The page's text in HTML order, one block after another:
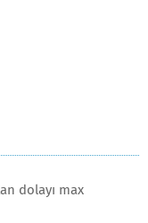
dolayı max